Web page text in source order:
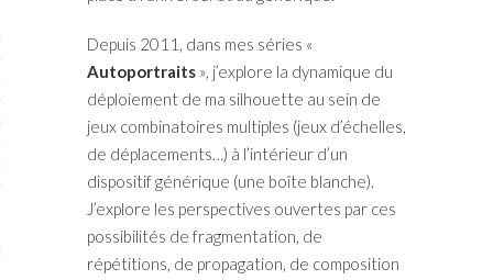
2016
2016
PARISARTISTES # 2016
Depuis 2011, dans mes séries «
Autoportraits », j’explore la dynamique du
déploiement de ma silhouette au sein de
jeux combinatoires multiples (jeux d’échelles,
de déplacements…) à l’intérieur d’un
dispositif générique (une boîte blanche).
J’explore les perspectives ouvertes par ces
possibilités de fragmentation, de
répétitions, de propagation, de composition